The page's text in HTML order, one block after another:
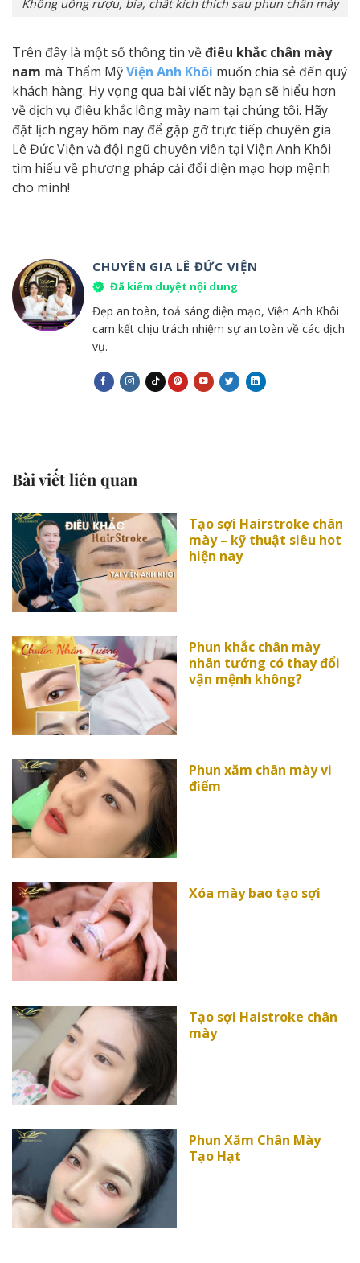
Không uống rượu, bia, chất kích thích sau phun chân mày
Trên đây là một số thông tin vềđiêu khắc chân mày
nam mà Thẩm MỹViện Anh Khôi muốn chia sẻ đến quý
khách hàng. Hy vọng qua bài viết này bạn sẽ hiểu hơn
về dịch vụ điêu khắc lông mày nam tại chúng tôi. Hãy
đặt lịch ngay hôm nay để gặp gỡ trực tiếp chuyên gia
Lê Đức Viện và đội ngũ chuyên viên tại Viện Anh Khôi
tìm hiểu về phương pháp cải đổi diện mạo hợp mệnh
cho mình!
CHUYÊN GIA LÊ ĐỨC VIỆN
Đã kiểm duyệt nội dung
Đẹp an toàn, toả sáng diện mạo, Viện Anh Khôi
cam kết chịu trách nhiệm sự an toàn về các dịch
vụ.
Bài viết liên quan
Tạo sợi Hairstroke chân
mày – kỹ thuật siêu hot
hiện nay
Phun khắc chân mày
nhân tướng có thay đổi
vận mệnh không?
Phun xăm chân mày vi
điểm
Xóa mày bao tạo sợi
Tạo sợi Haistroke chân
mày
Phun Xăm Chân Mày
Tạo Hạt